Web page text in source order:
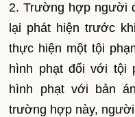
2. Trường hợp người
lại phát hiện trước
thực hiện một tội
hình phạt đối với tội
hình phạt với bản
trường hợp này,